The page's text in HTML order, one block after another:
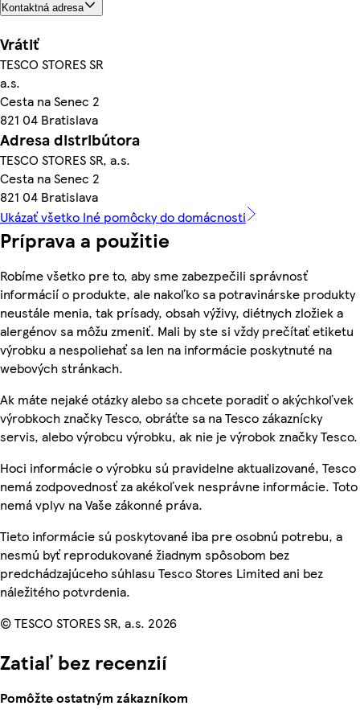
Kontaktná adresa
Vrátiť
TESCO STORES SR
a.s.
Cesta na Senec 2
821 04 Bratislava
Adresa distribútora
TESCO STORES SR, a.s.
Cesta na Senec 2
821 04 Bratislava
Ukázať všetko Iné pomôcky do domácnosti
Príprava a použitie
Robíme všetko pre to, aby sme zabezpečili správnosť
informácií o produkte, ale nakoľko sa potravinárske produkty
neustále menia, tak prísady, obsah výživy, diétnych zložiek a
alergénov sa môžu zmeniť. Mali by ste si vždy prečítať etiketu
výrobku a nespoliehať sa len na informácie poskytnuté na
webových stránkach.
Ak máte nejaké otázky alebo sa chcete poradiť o akýchkoľvek
výrobkoch značky Tesco, obráťte sa na Tesco zákaznícky
servis, alebo výrobcu výrobku, ak nie je výrobok značky Tesco.
Hoci informácie o výrobku sú pravidelne aktualizované, Tesco
nemá zodpovednosť za akékoľvek nesprávne informácie. Toto
nemá vplyv na Vaše zákonné práva.
Tieto informácie sú poskytované iba pre osobnú potrebu, a
nesmú byť reprodukované žiadnym spôsobom bez
predchádzajúceho súhlasu Tesco Stores Limited ani bez
náležitého potvrdenia.
© TESCO STORES SR, a.s. 2026
Zatiaľ bez recenzií
Pomôžte ostatným zákazníkom